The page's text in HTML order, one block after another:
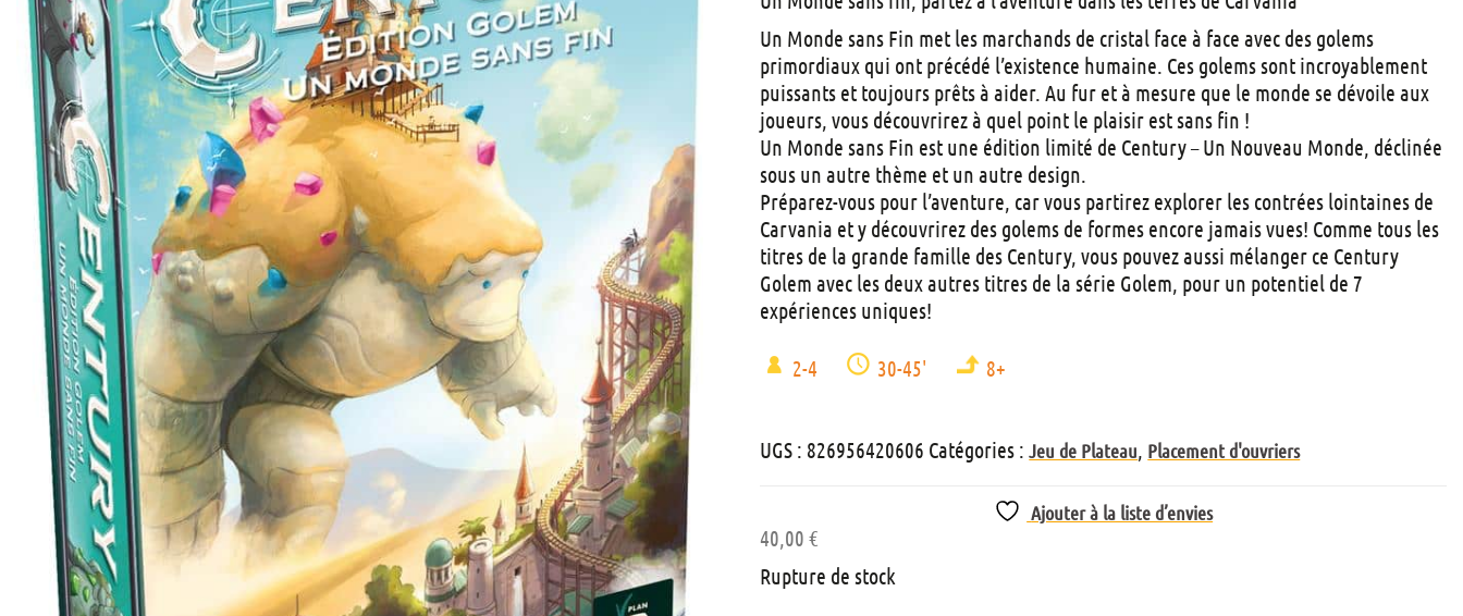
Un Monde sans Fin met les marchands de cristal face à face avec des golems
primordiaux qui ont précédé l’existence humaine. Ces golems sont incroyablement
puissants et toujours prêts à aider. Au fur et à mesure que le monde se dévoile aux
joueurs, vous découvrirez à quel point le plaisir est sans fin !
Un Monde sans Fin est une édition limité de Century – Un Nouveau Monde, déclinée
sous un autre thème et un autre design.
Préparez-vous pour l’aventure, car vous partirez explorer les contrées lointaines de
Carvania et y découvrirez des golems de formes encore jamais vues! Comme tous les
titres de la grande famille des Century, vous pouvez aussi mélanger ce Century
Golem avec les deux autres titres de la série Golem, pour un potentiel de 7
expériences uniques!
2-4 30-45' 8+
UGS : 826956420606 Catégories :Jeu de Plateau Placement d'ouvriers
Ajouter à la liste d’envies
40,00€
Rupture de stock